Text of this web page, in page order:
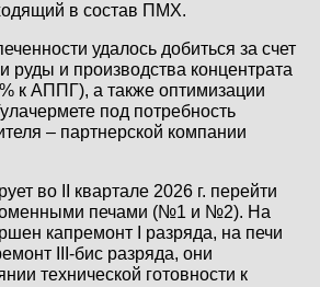
КАБИНЕТ
в состав ПМХ.
удалось добиться за счет
руды и производства концентрата
к АППГ), а также оптимизации
под потребность
– партнерской компании
во II квартале 2026 г. перейти
печами (№1 и №2). На
капремонт I разряда, на печи
III-бис разряда, они
технической готовности к